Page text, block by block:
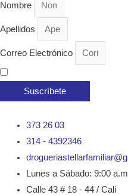
Nombre
Apellidos
Correo Electrónico
Suscríbete
373 26 03
314 - 4392346
Lunes a Sábado: 9:00
Calle 43 # 18 - 44 / Cali